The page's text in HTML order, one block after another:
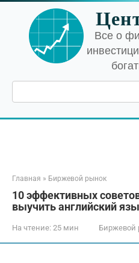
Перейти
контенту
Все о
Поиск:
Главная » Биржевой рынок
10 эффективных
выучить английский
На чтение: 25 мин Биржевой